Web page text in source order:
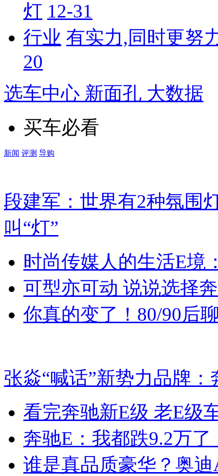
灯 12-31
行业 有实力,同时更努
20
选车中心 新面孔 大数据
买车必看
新闻 评测 导购
段建军：世界有2种氛围
叫“灯”
时尚传媒人的生活E境
可型亦可动 说说选择
你真的变了！80/90后
张焱“喊话”新势力品牌
看完奔驰新E级 老E级
奔驰E：我都跌9.2万
谁是真品质豪华？奥迪